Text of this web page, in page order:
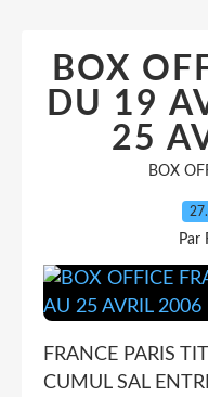
BOX
DU 19
25
BOX
Par
FRANCE PARIS
CUMUL SAL